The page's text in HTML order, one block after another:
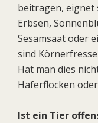
beitragen, eignet
Erbsen,
Sesamsaat oder
sind
Hat man dies
Haferflocken
Ist ein Tier